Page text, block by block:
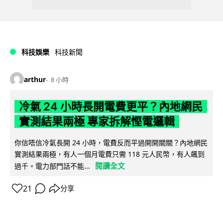
科技娛樂 科技新聞
arthur 8 小時
冷氣 24 小時長開電費更平？內地網民
實測結果兩極 專家拆解慳電邏輯
你信唔信冷氣長開 24 小時，電費反而平過開開關關？內地網民
實測結果兩極，有人一個月電費只需 118 元人民幣，有人飆到
過千。電力部門話不能...
閱讀全文
21 分享